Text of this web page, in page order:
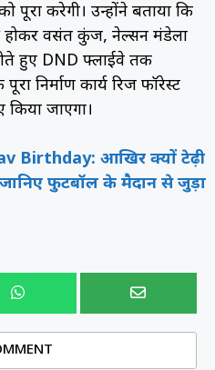
करेगी। उन्होंने बताया कि
होकर वसंत कुंज, नेल्सन मंडेला
हुए DND फ्लाईवे तक
निर्माण कार्य रिज फॉरेस्ट
किया जाएगा।
Birthday: आखिर क्यों टेढ़ी
फुटबॉल के मैदान से जुड़ा